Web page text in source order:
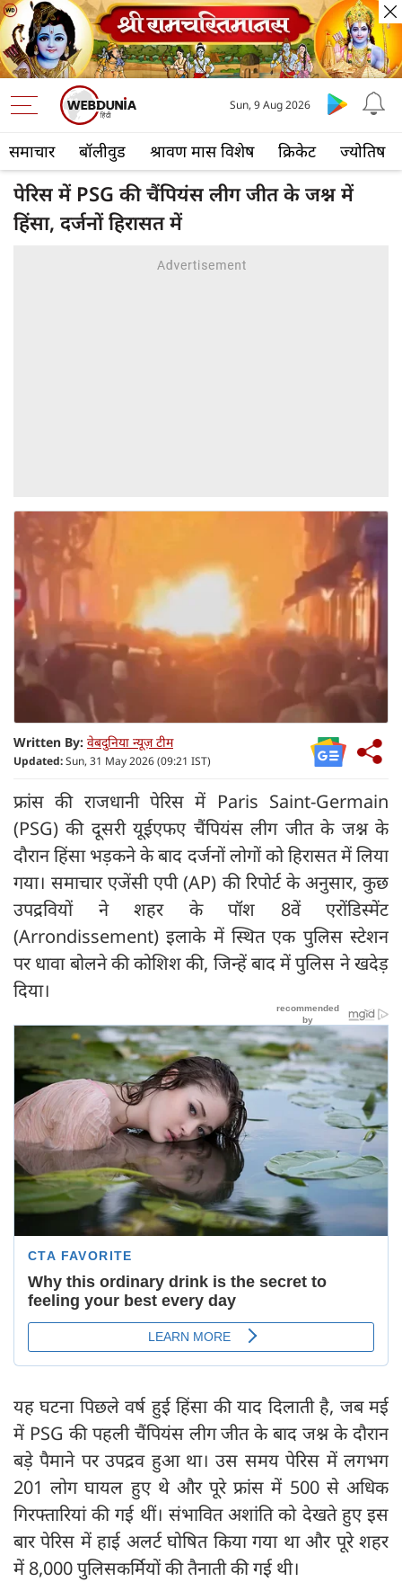
समाचार बॉलीवुड श्रावण मास विशेष क्रिकेट ज्योतिष
Sun, 9 Aug 2026
पेरिस में PSG की चैंपियंस लीग जीत के जश्न में
हिंसा, दर्जनों हिरासत में
Written By: वेबदुनिया न्यूज़ टीम
Updated:Sun, 31 May 2026 (09:21 IST)
फ्रांस की राजधानी पेरिस में Paris Saint-Germain
(PSG) की दूसरी यूईएफए चैंपियंस लीग जीत के जश्न के
दौरान हिंसा भड़कने के बाद दर्जनों लोगों को हिरासत में लिया
गया। समाचार एजेंसी एपी (AP) की रिपोर्ट के अनुसार, कुछ
उपद्रवियों ने शहर के पॉश 8वें एरोंडिस्मेंट
(Arrondissement) इलाके में स्थित एक पुलिस स्टेशन
पर धावा बोलने की कोशिश की, जिन्हें बाद में पुलिस ने खदेड़
दिया।
यह घटना पिछले वर्ष हुई हिंसा की याद दिलाती है, जब मई
में PSG की पहली चैंपियंस लीग जीत के बाद जश्न के दौरान
बड़े पैमाने पर उपद्रव हुआ था। उस समय पेरिस में लगभग
201 लोग घायल हुए थे और पूरे फ्रांस में 500 से अधिक
गिरफ्तारियां की गई थीं। संभावित अशांति को देखते हुए इस
बार पेरिस में हाई अलर्ट घोषित किया गया था और पूरे शहर
में 8,000 पुलिसकर्मियों की तैनाती की गई थी।